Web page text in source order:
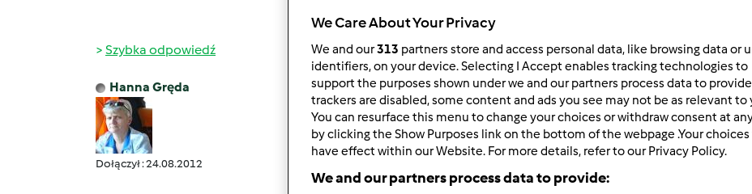
Szybka odpowiedź
Hanna Gręda
Dołączył : 24.08.2012
czw., 07/30/2015 - 02:42
Ja jakoś spać nie mogę
We Care About Your Privacy
We and our313 partners store and access personal data, like browsing data or
identifiers, on your device. Selecting I Accept enables tracking technologies to
support the purposes shown under we and our partners process data to
trackers are disabled, some content and ads you see may not be as relevant to
You can resurface this menu to change your choices or withdraw consent at
by clicking the Show Purposes link on the bottom of the webpage .Your choices
have effect within our Website. For more details, refer to our Privacy Policy.
We and our partners process data to provide: